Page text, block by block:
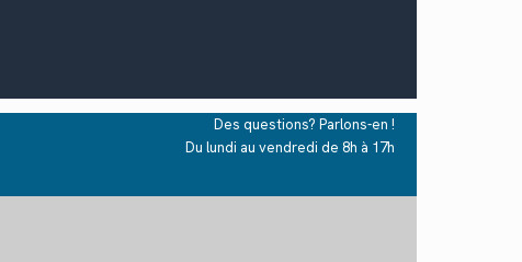
Des questions? Parlons-en !
Du lundi au vendredi de 8h à 17h